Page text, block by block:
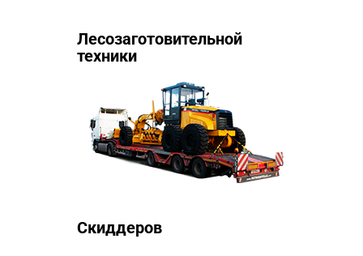
Лесозаготовительной
техники
Скиддеров